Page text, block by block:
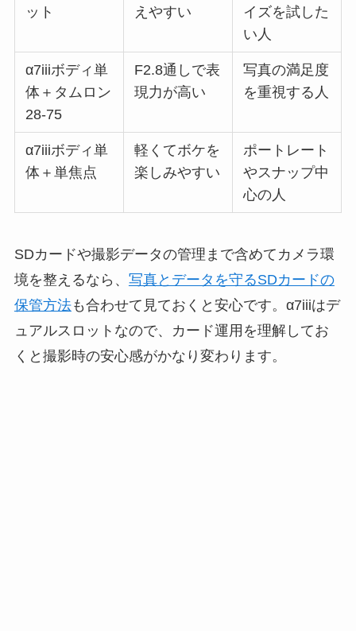
ット えやすい
イズを試した
い人
α7iiiボディ単
体＋タムロン
28-75
F2.8通しで表
現力が高い
写真の満足度
を重視する人
α7iiiボディ単
体＋単焦点
軽くてボケを
楽しみやすい
ポートレート
やスナップ中
心の人
SDカードや撮影データの管理まで含めてカメラ環
境を整えるなら、 写真とデータを守るSDカードの
保管方法も合わせて見ておくと安心です。α7iiiはデ
ュアルスロットなので、カード運用を理解してお
くと撮影時の安心感がかなり変わります。